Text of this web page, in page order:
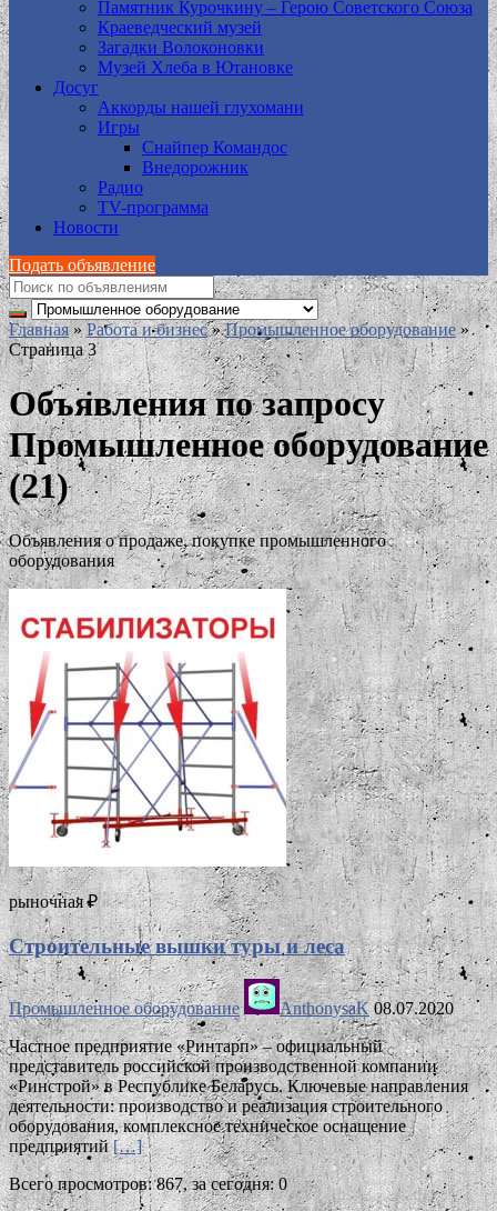
Памятник Курочкину – Герою Советского Союза
Краеведческий музей
Загадки Волоконовки
Музей Хлеба в Ютановке
Досуг
Аккорды нашей глухомани
Игры
Снайпер Командос
Внедорожник
Радио
TV-программа
Новости
Подать объявление
Главная » Работа и бизнес » Промышленное оборудование »
Страница 3
Объявления по запросу
Промышленное оборудование
(21)
Объявления о продаже, покупке промышленного
оборудования
рыночная ₽
Строительные вышки туры и леса
Промышленное оборудование AnthonysaK 08.07.2020
Частное предприятие «Ринтарп» ­– официальный
представитель российской производственной компании
«Ринстрой» в Республике Беларусь. Ключевые направления
деятельности: производство и реализация строительного
оборудования, комплексное техническое оснащение
предприятий[…]
Всего просмотров: 867, за сегодня: 0